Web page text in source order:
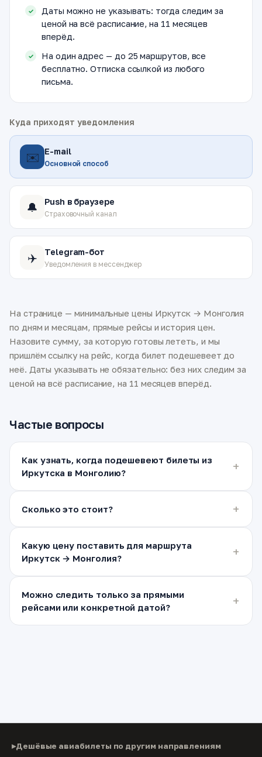
Даты можно не указывать: тогда следим за
ценой на всё расписание, на 11 месяцев
вперёд.
На один адрес — до 25 маршрутов, все
бесплатно. Отписка ссылкой из любого
письма.
Куда приходят уведомления
✉️ E-mail
Основной способ
🔔 Push в браузере
Страховочный канал
✈️ Telegram-бот
Уведомления в мессенджер
На странице — минимальные цены Иркутск → Монголия
по дням и месяцам, прямые рейсы и история цен.
Назовите сумму, за которую готовы лететь, и мы
пришлём ссылку на рейс, когда билет подешевеет до
неё. Даты указывать не обязательно: без них следим за
ценой на всё расписание, на 11 месяцев вперёд.
Частые вопросы
Как узнать, когда подешевеют билеты из
Иркутска в Монголию?
Сколько это стоит?
Какую цену поставить для маршрута
Иркутск → Монголия?
Можно следить только за прямыми
рейсами или конкретной датой?
Дешёвые авиабилеты по другим направлениям